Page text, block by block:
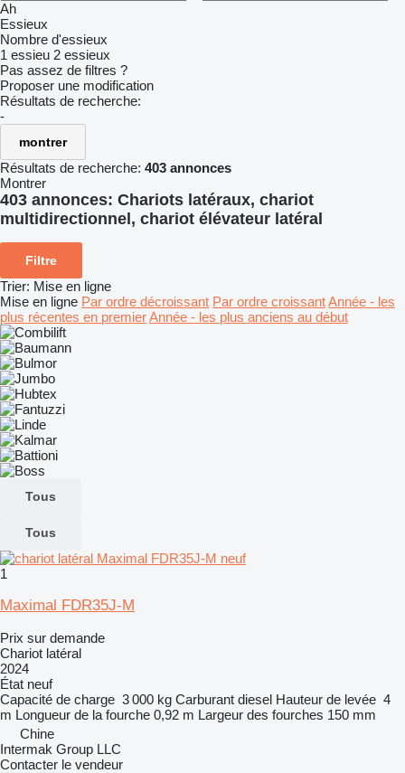
Ah
Essieux
Nombre d'essieux
1 essieu 2 essieux
Pas assez de filtres ?
Proposer une modification
Résultats de recherche:
-
montrer
Résultats de recherche: 403 annonces
Montrer
403 annonces: Chariots latéraux, chariot
multidirectionnel, chariot élévateur latéral
Filtre
Trier: Mise en ligne
Mise en ligne Par ordre décroissant Par ordre croissantAnnée - les
plus récentes en premierAnnée - les plus anciens au début
Tous
Tous
1
Maximal FDR35J-M
Prix sur demande
Chariot latéral
2024
État neuf
Capacité de charge 3 000 kg Carburant diesel Hauteur de levée 4
m Longueur de la fourche 0,92 m Largeur des fourches 150 mm
Chine
Intermak Group LLC
Contacter le vendeur